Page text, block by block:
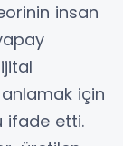
insan
anlamak için
ifade etti.